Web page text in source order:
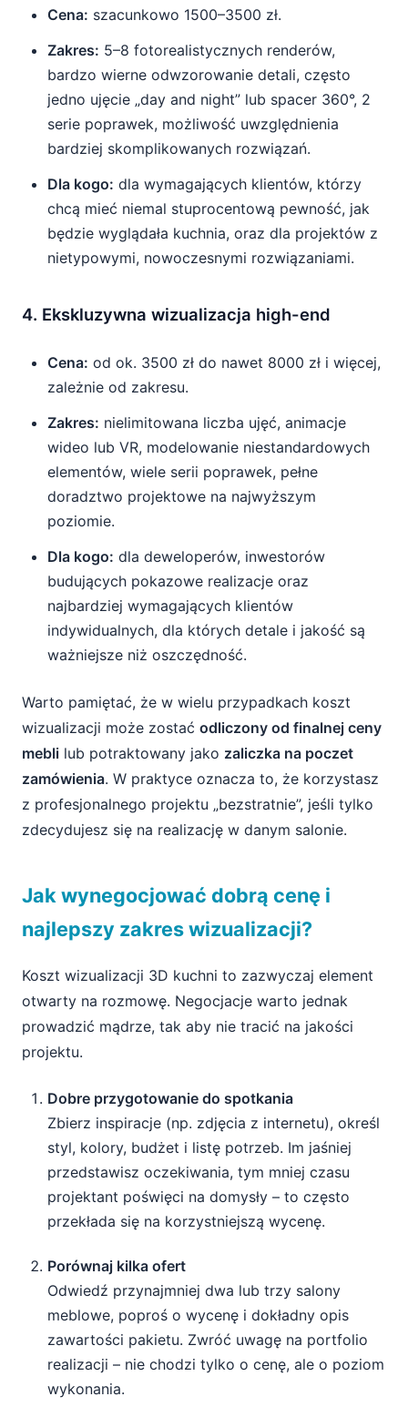
Cena: szacunkowo 1500–3500 zł.
Zakres: 5–8 fotorealistycznych renderów,
bardzo wierne odwzorowanie detali, często
jedno ujęcie „day and night” lub spacer 360°, 2
serie poprawek, możliwość uwzględnienia
bardziej skomplikowanych rozwiązań.
Dla kogo: dla wymagających klientów, którzy
chcą mieć niemal stuprocentową pewność, jak
będzie wyglądała kuchnia, oraz dla projektów z
nietypowymi, nowoczesnymi rozwiązaniami.
4. Ekskluzywna wizualizacja high-end
Cena: od ok. 3500 zł do nawet 8000 zł i więcej,
zależnie od zakresu.
Zakres: nielimitowana liczba ujęć, animacje
wideo lub VR, modelowanie niestandardowych
elementów, wiele serii poprawek, pełne
doradztwo projektowe na najwyższym
poziomie.
Dla kogo: dla deweloperów, inwestorów
budujących pokazowe realizacje oraz
najbardziej wymagających klientów
indywidualnych, dla których detale i jakość są
ważniejsze niż oszczędność.
Warto pamiętać, że w wielu przypadkach koszt
wizualizacji może zostać odliczony od finalnej ceny
mebli lub potraktowany jako zaliczka na poczet
zamówienia. W praktyce oznacza to, że korzystasz
z profesjonalnego projektu „bezstratnie”, jeśli tylko
zdecydujesz się na realizację w danym salonie.
Jak wynegocjować dobrą cenę i
najlepszy zakres wizualizacji?
Koszt wizualizacji 3D kuchni to zazwyczaj element
otwarty na rozmowę. Negocjacje warto jednak
prowadzić mądrze, tak aby nie tracić na jakości
projektu.
Dobre przygotowanie do spotkania
Zbierz inspiracje (np. zdjęcia z internetu), określ
styl, kolory, budżet i listę potrzeb. Im jaśniej
przedstawisz oczekiwania, tym mniej czasu
projektant poświęci na domysły – to często
przekłada się na korzystniejszą wycenę.
Porównaj kilka ofert
Odwiedź przynajmniej dwa lub trzy salony
meblowe, poproś o wycenę i dokładny opis
zawartości pakietu. Zwróć uwagę na portfolio
realizacji – nie chodzi tylko o cenę, ale o poziom
wykonania.